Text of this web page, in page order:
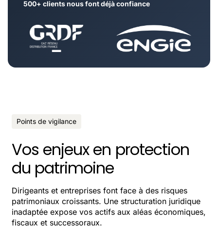
500+ clients nous font déjà confiance
Points de vigilance
Vos enjeux en protection
du patrimoine
Dirigeants et entreprises font face à des risques
patrimoniaux croissants. Une structuration juridique
inadaptée expose vos actifs aux aléas économiques,
fiscaux et successoraux.